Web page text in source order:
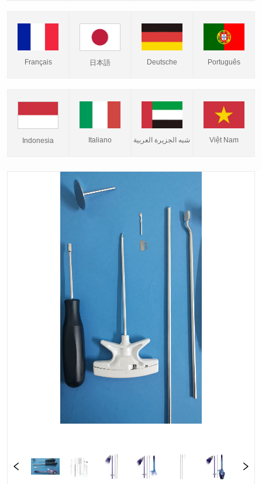
Français 日本語 Deutsche Português
Indonesia Italiano شبه الجزيرة العربية Việt Nam